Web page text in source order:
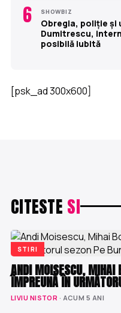
6 SHOWBIZ
Obregia, poliție și
Dumitrescu,
posibilă iubită
[psk_ad 300x600]
CITESTE SI
STIRI
ANDI MOISESCU, MIHAI
ÎMPREUNĂ ÎN
LIVIU NISTOR · ACUM 5 ANI